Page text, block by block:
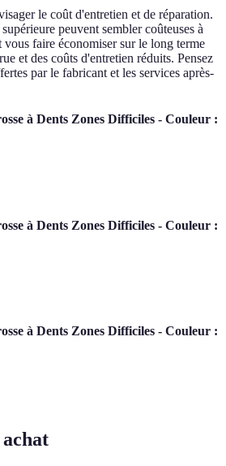
le coût d'entretien et de réparation.
peuvent sembler coûteuses à
vous faire économiser sur le long terme
et des coûts d'entretien réduits. Pensez
par le fabricant et les services après-
à Dents Zones Difficiles - Couleur :
à Dents Zones Difficiles - Couleur :
à Dents Zones Difficiles - Couleur :